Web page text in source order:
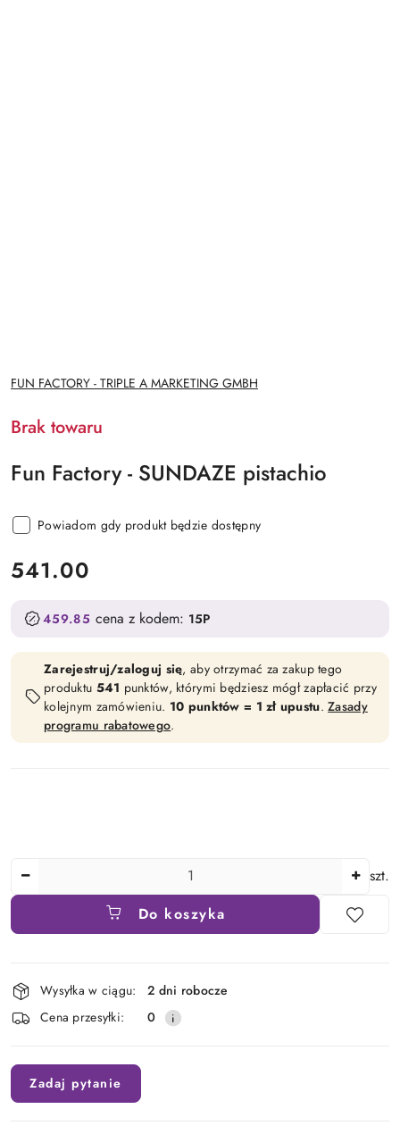
NAZWA
PRODUCENTA:
FUN FACTORY - TRIPLE A MARKETING GMBH
Brak towaru
Fun Factory - SUNDAZE pistachio
Powiadom gdy produkt będzie dostępny
cena:
541.00
459.85 cena z kodem: 15P
Zarejestruj/zaloguj się, aby otrzymać za zakup tego
produktu 541 punktów, którymi będziesz mógł zapłacić przy
kolejnym zamówieniu. 10 punktów = 1 zł upustu.Zasady
programu rabatowego.
szt.
Do koszyka
Dostępność
i
dostawa
Wysyłka w ciągu:
2 dni robocze
Cena przesyłki:
0
Zadaj pytanie